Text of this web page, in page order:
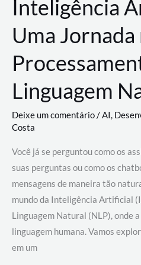
Inteligência
Uma Jornada
Linguagem
Deixe um comentário/AI,
Costa
Você já se perguntou como os
suas perguntas ou como os
mensagens de maneira tão
mundo da Inteligência Artificial
Linguagem Natural (NLP), onde
linguagem humana. Vamos
em um